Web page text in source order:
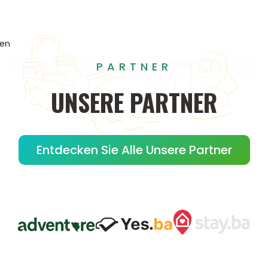
PARTNER
UNSERE PARTNER
Entdecken Sie Alle Unsere Partner